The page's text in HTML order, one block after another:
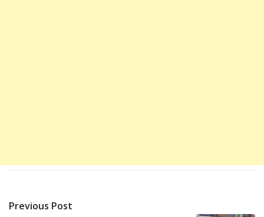
Previous Post